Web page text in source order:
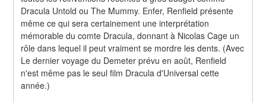
Dracula Untold ou The Mummy. Enfer, Renfield présente
même ce qui sera certainement une interprétation
mémorable du comte Dracula, donnant à Nicolas Cage un
rôle dans lequel il peut vraiment se mordre les dents. (Avec
Le dernier voyage du Demeter prévu en août, Renfield
n'est même pas le seul film Dracula d'Universal cette
année.)